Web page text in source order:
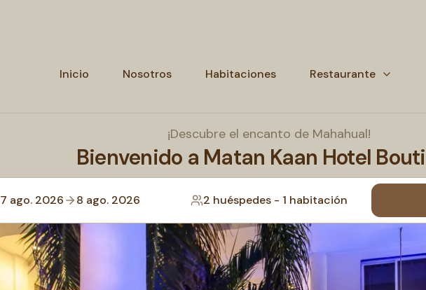
Inicio Nosotros Habitaciones Restaurante
¡Descubre el encanto de Mahahual!
Bienvenido a Matan Kaan Hotel
7 ago. 2026 8 ago. 2026 2 huéspedes - 1 habitación